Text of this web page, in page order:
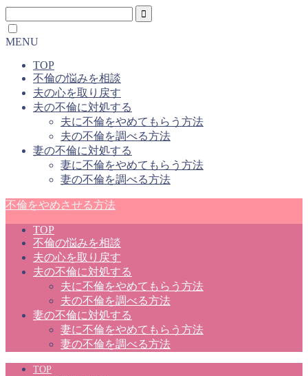
MENU
TOP
不倫の悩みを相談
夫の心を取り戻す
夫の不倫に対処する
夫に不倫をやめてもらう方法
夫の不倫を調べる方法
妻の不倫に対処する
妻に不倫をやめてもらう方法
妻の不倫を調べる方法
不倫をやめさせる方法
TOP
不倫の悩みを相談
夫の心を取り戻す
夫の不倫に対処する
夫に不倫をやめてもらう方法
夫の不倫を調べる方法
妻の不倫に対処する
妻に不倫をやめてもらう方法
妻の不倫を調べる方法
TOP